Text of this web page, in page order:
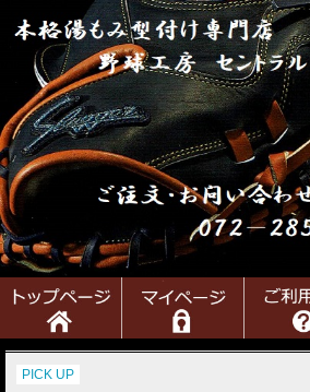
PICK UP